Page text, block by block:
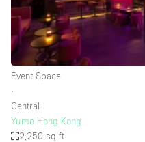
공간 유형
Advertisement Space
Atelier / Workshop Studio
Event Space
∙
Central
Yume Hong Kong
2,250 sq ft